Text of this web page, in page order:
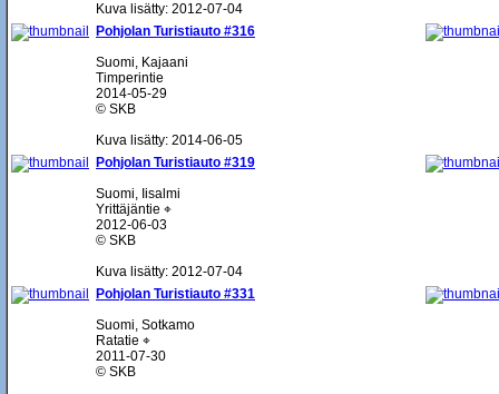
Kuva lisätty: 2012-07-04
Pohjolan Turistiauto #316
Suomi, Kajaani
Timperintie
2014-05-29
© SKB
Kuva lisätty: 2014-06-05
Pohjolan Turistiauto #319
Suomi, Iisalmi
Yrittäjäntie ⌖
2012-06-03
© SKB
Kuva lisätty: 2012-07-04
Pohjolan Turistiauto #331
Suomi, Sotkamo
Ratatie ⌖
2011-07-30
© SKB